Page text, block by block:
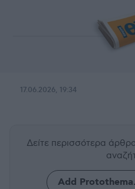
17.06.2026, 19:34
Δείτε περισσότερα
Add